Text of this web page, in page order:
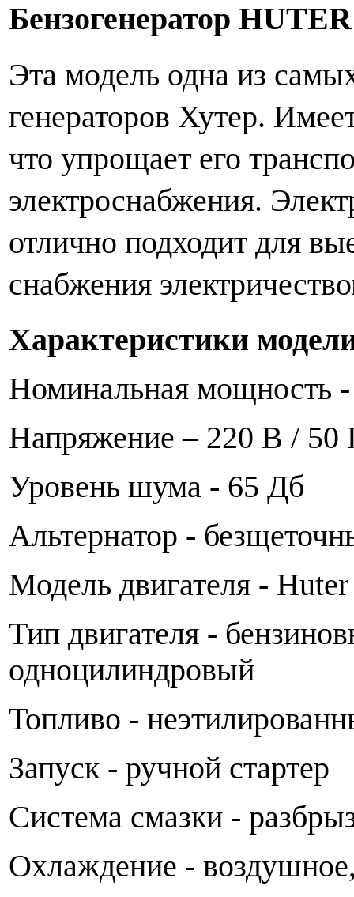
Бензогенератор
Эта модель одна из
генераторов Хутер.
что упрощает его
электроснабжения.
отлично подходит для
снабжения
Характеристики
Номинальная мощность
Напряжение – 220 В / 50
Уровень шума - 65 Дб
Альтернатор -
Модель двигателя -
Тип двигателя -
одноцилиндровый
Топливо -
Запуск - ручной стартер
Система смазки -
Охлаждение -